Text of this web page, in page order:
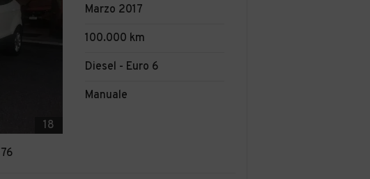
18
Marzo 2017
100.000 km
Diesel - Euro 6
Manuale